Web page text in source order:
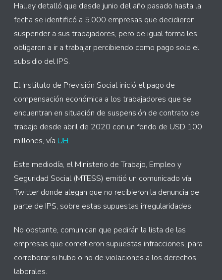
Halley detalló que desde junio del año pasado hasta la
fecha se identificó a 5.000 empresas que decidieron
suspender a sus trabajadores, pero de igual forma les
obligaron a ir a trabajar percibiendo como pago solo el
subsidio del IPS.
El Instituto de Previsión Social inició el pago de
compensación económica a los trabajadores que se
encuentran en situación de suspensión de contrato de
trabajo desde abril de 2020 con un fondo de USD 100
millones, vía UH.
Este mediodía, el Ministerio de Trabajo, Empleo y
Seguridad Social (MTESS) emitió un comunicado vía
Twitter donde alegan que no recibieron la denuncia de
parte de IPS, sobre estas supuestas irregularidades.
No obstante, comunican que pedirán la lista de las
empresas que cometieron supuestas infracciones, para
corroborar si hubo o no de violaciones a los derechos
laborales.